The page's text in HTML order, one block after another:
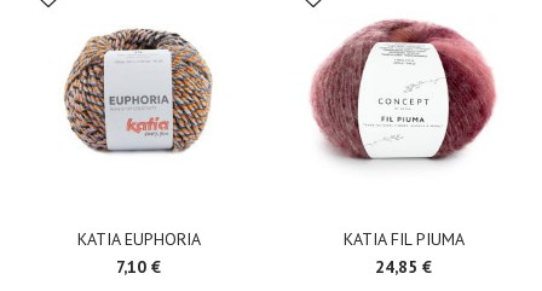
KATIA EUPHORIA
7,10 €
KATIA FIL PIUMA
24,85 €